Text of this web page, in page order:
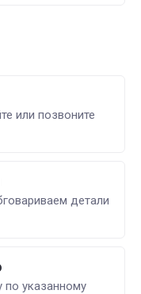
или позвоните
детали
по указанному